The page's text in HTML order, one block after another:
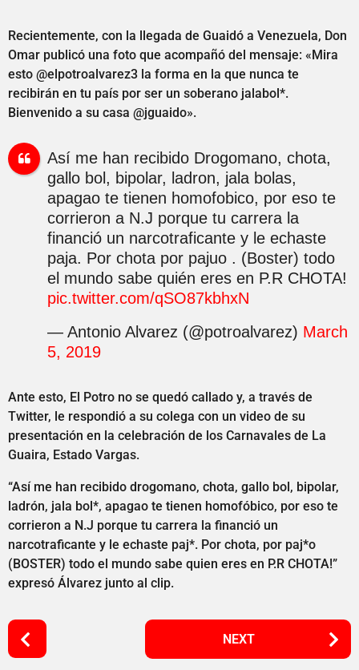
Recientemente, con la llegada de Guaidó a Venezuela, Don
Omar publicó una foto que acompañó del mensaje: «Mira
esto @elpotroalvarez3 la forma en la que nunca te
recibirán en tu país por ser un soberano jalabol*.
Bienvenido a su casa @jguaido».
Así me han recibido Drogomano, chota,
gallo bol, bipolar, ladron, jala bolas,
apagao te tienen homofobico, por eso te
corrieron a N.J porque tu carrera la
financió un narcotraficante y le echaste
paja. Por chota por pajuo . (Boster) todo
el mundo sabe quién eres en P.R CHOTA!
pic.twitter.com/qSO87kbhxN
— Antonio Alvarez (@potroalvarez) March
5, 2019
Ante esto, El Potro no se quedó callado y, a través de
Twitter, le respondió a su colega con un video de su
presentación en la celebración de los Carnavales de La
Guaira, Estado Vargas.
“Así me han recibido drogomano, chota, gallo bol, bipolar,
ladrón, jala bol*, apagao te tienen homofóbico, por eso te
corrieron a N.J porque tu carrera la financió un
narcotraficante y le echaste paj*. Por chota, por paj*o
(BOSTER) todo el mundo sabe quien eres en P.R CHOTA!”
expresó Álvarez junto al clip.
P
o
NEXT